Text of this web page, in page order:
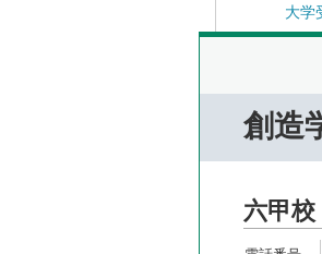
大学
創造
六甲校